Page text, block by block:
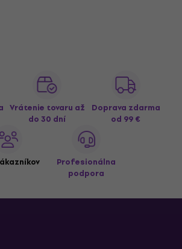
Vrátenie tovaru až
do 30 dní
Doprava zdarma
od 99 €
Profesionálna
podpora